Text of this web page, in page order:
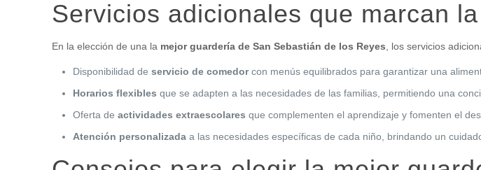
Servicios adicionales que marcan
En la elección de una la mejor guardería de San Sebastián de los Reyes, los servicios
Disponibilidad deservicio de comedorcon menús equilibrados para garantizar una
Horarios flexibles que se adapten a las necesidades de las familias, permitiendo una
Oferta de actividades extraescolares que complementen el aprendizaje y fomenten el
Atención personalizada a las necesidades específicas de cada niño, brindando un